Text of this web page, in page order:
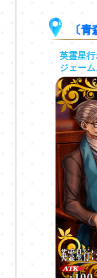
〔
英霊星
ジェー